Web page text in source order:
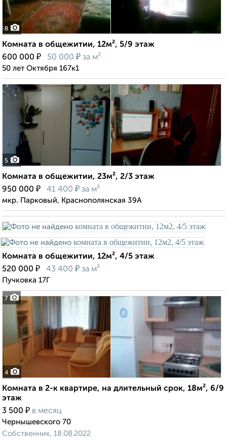
8
Комната в общежитии, 12м², 5/9 этаж
600 000 ₽ 50 000 ₽ за м²
50 лет Октября 167к1
5
Комната в общежитии, 23м², 2/3 этаж
950 000 ₽ 41 400 ₽ за м²
мкр. Парковый, Краснополянская 39А
7
Комната в общежитии, 12м², 4/5 этаж
520 000 ₽ 43 400 ₽ за м²
Пучковка 17Г
4
Комната в 2-к квартире, на длительный срок, 18м², 6/9
этаж
3 500 ₽ в месяц
Чернышевского 70
Собственник, 18.08.2022